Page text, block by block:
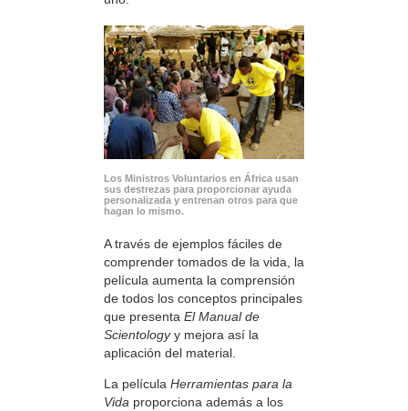
Los Ministros Voluntarios en África usan
sus destrezas para proporcionar ayuda
personalizada y entrenan otros para que
hagan lo mismo.
A través de ejemplos fáciles de
comprender tomados de la vida, la
película aumenta la comprensión
de todos los conceptos principales
que presenta El Manual de
Scientologyy mejora así la
aplicación del material.
La película Herramientas para la
Vida proporciona además a los